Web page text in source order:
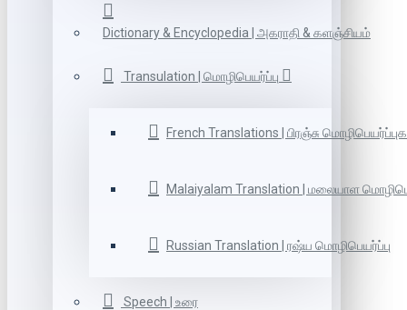
Dictionary & Encyclopedia | அகராதி & களஞ்சியம்
Transulation | மொழிபெயர்ப்பு
French Translations | பிரஞ்சு
Malaiyalam Translation | மலையாள
Russian Translation | ரஷ்ய மொழிபெயர்ப்பு
Speech | உரை